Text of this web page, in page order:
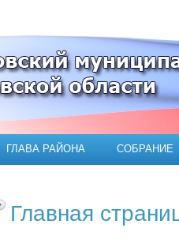
Марксовского
ГЛАВА РАЙОНА СОБРАНИЕ
Главная